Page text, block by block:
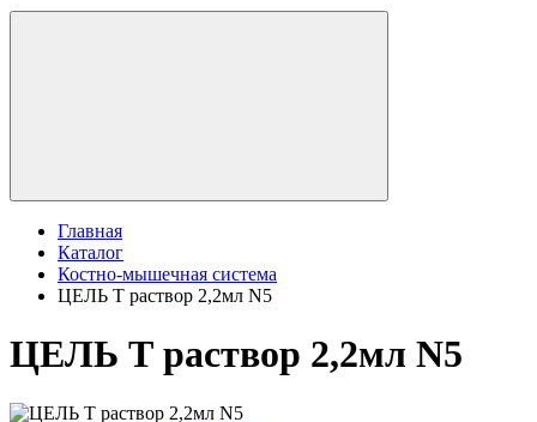
Главная
Каталог
Костно-мышечная система
ЦЕЛЬ Т раствор 2,2мл N5
ЦЕЛЬ Т раствор 2,2мл N5